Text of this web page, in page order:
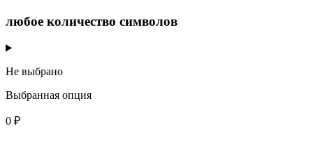
любое количество символов
Не выбрано
Выбранная опция
0 ₽